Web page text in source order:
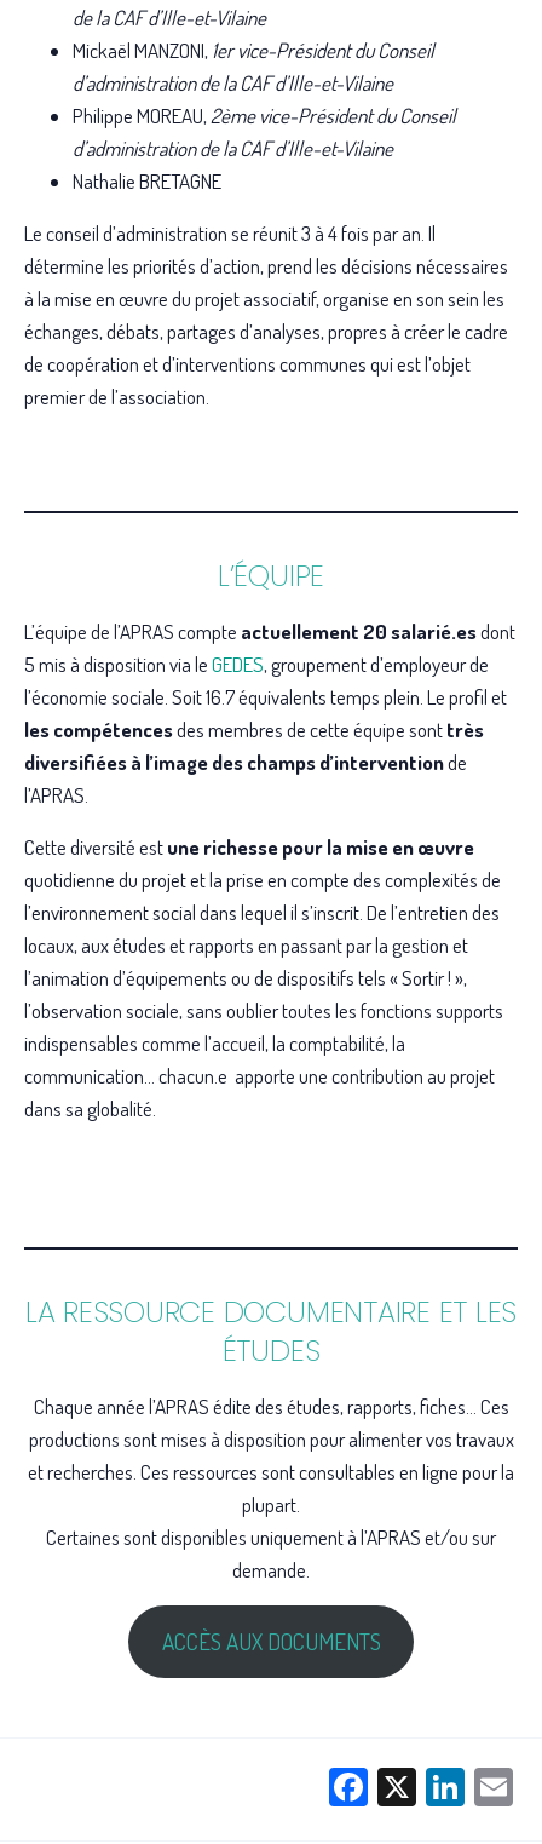
de la CAF d’Ille-et-Vilaine
Mickaël MANZONI, 1er vice-Président du Conseil
d’administration de la CAF d’Ille-et-Vilaine
Philippe MOREAU,2ème vice-Président du Conseil
d’administration de la CAF d’Ille-et-Vilaine
Nathalie BRETAGNE
Le conseil d’administration se réunit 3 à 4 fois par an. Il
détermine les priorités d’action, prend les décisions nécessaires
à la mise en œuvre du projet associatif, organise en son sein les
échanges, débats, partages d’analyses, propres à créer le cadre
de coopération et d’interventions communes qui est l’objet
premier de l’association.
L’ÉQUIPE
L’équipe de l’APRAS compte actuellement 20 salarié.esdont
5 mis à disposition via leGEDES, groupement d’employeur de
l’économie sociale. Soit 16.7 équivalents temps plein. Le profil et
les compétencesdes membres de cette équipe sonttrès
diversifiées à l’image des champs d’interventionde
l’APRAS.
Cette diversité estune richesse pour la mise en œuvre
quotidienne du projet et la prise en compte des complexités de
l’environnement social dans lequel il s’inscrit. De l’entretien des
locaux, aux études et rapports en passant par la gestion et
l’animation d’équipements ou de dispositifs tels « Sortir ! »,
l’observation sociale, sans oublier toutes les fonctions supports
indispensables comme l’accueil, la comptabilité, la
communication… chacun.e apporte une contribution au projet
dans sa globalité.
LA RESSOURCE DOCUMENTAIRE ET LES
ÉTUDES
Chaque année l’APRAS édite des études, rapports, fiches… Ces
productions sont mises à disposition pour alimenter vos travaux
et recherches. Ces ressources sont consultables en ligne pour la
plupart.
Certaines sont disponibles uniquement à l’APRAS et/ou sur
demande.
ACCÈS AUX DOCUMENTS
Facebook
X